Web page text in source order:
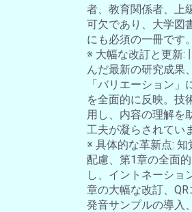
者、教育関係者、上
可欠であり、大学図
にも必須の一冊です。
※ 大幅な改訂と更新:
んだ最新の研究成果
「バリエーション」
を全面的に反映。技
用し、内容の理解を
工夫が凝らされてい
※ 具体的な革新点:
配慮、第1章の全面
し、イントネーショ
章の大幅な改訂、
発音サンプルの導入